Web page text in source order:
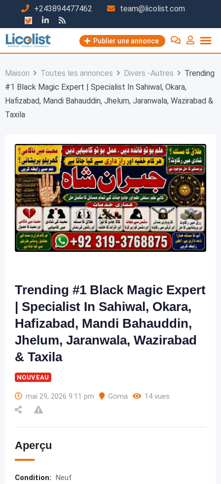
contenu
+243894477462 team@licolist.com
Publier une annonce
Maison Toutes les annonces Divers -Autres
Trending
#1 Black Magic Expert | Specialist In Sahiwal, Okara,
Hafizabad, Mandi Bahauddin, Jhelum, Jaranwala, Wazirabad &
Taxila
Trending #1 Black Magic Expert
| Specialist In Sahiwal, Okara,
Hafizabad, Mandi Bahauddin,
Jhelum, Jaranwala, Wazirabad
& Taxila
NOUVEAU
mai 29, 2026 9:11 pm Goma 14 vues
Aperçu
Condition: Neuf